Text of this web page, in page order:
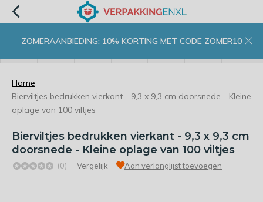
ZOMERAANBIEDING: 10% KORTING MET CODE ZOMER10
Home
Bierviltjes bedrukken vierkant - 9,3 x 9,3 cm doorsnede - Kleine
oplage van 100 viltjes
Bierviltjes bedrukken vierkant - 9,3 x 9,3 cm
doorsnede - Kleine oplage van 100 viltjes
(0) Vergelijk Aan verlanglijst toevoegen